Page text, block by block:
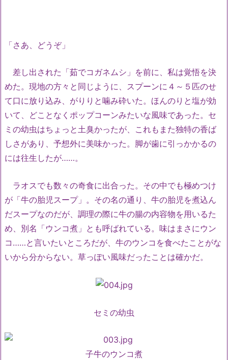
「さあ、どうぞ」
差し出された「茹でコガネムシ」を前に、私は覚悟を決
めた。現地の方々と同じように、スプーンに４～５匹のせ
て口に放り込み、がりりと噛み砕いた。ほんのりと塩が効
いて、どことなくポップコーンみたいな風味であった。セ
ミの幼虫はちょっと土臭かったが、これもまた独特の香ば
しさがあり、予想外に美味かった。脚が歯に引っかかるの
には往生したが……。
ラオスでも数々の奇食に出合った。その中でも極めつけ
が「牛の胎児スープ」。その名の通り、牛の胎児を煮込ん
だスープなのだが、調理の際に牛の腸の内容物を用いるた
め、別名「ウンコ煮」とも呼ばれている。味はまさにウン
コ……と言いたいところだが、牛のウンコを食べたことがな
いから分からない。草っぽい風味だったことは確かだ。
セミの幼虫
子牛のウンコ煮